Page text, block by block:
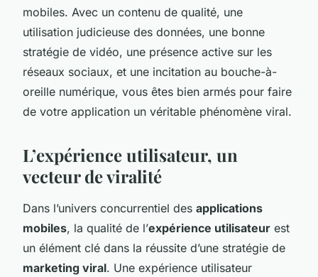
mobiles. Avec un contenu de qualité, une
utilisation judicieuse des données, une bonne
stratégie de vidéo, une présence active sur les
réseaux sociaux, et une incitation au bouche-à-
oreille numérique, vous êtes bien armés pour faire
de votre application un véritable phénomène viral.
L’expérience utilisateur, un
vecteur de viralité
Dans l’univers concurrentiel des applications
mobiles, la qualité de l’expérience utilisateur est
un élément clé dans la réussite d’une stratégie de
marketing viral. Une expérience utilisateur